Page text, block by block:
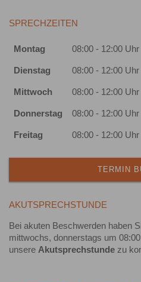
SPRECHZEITEN
Montag 08:00 - 12:00 Uhr
Dienstag 08:00 - 12:00 Uhr
Mittwoch 08:00 - 12:00 Uhr
Donnerstag 08:00 - 12:00 Uhr
Freitag 08:00 - 12:00 Uhr
TERMIN
AKUTSPRECHSTUNDE
Bei akuten Beschwerden haben
mittwochs, donnerstags um
unsere Akutsprechstunde zu